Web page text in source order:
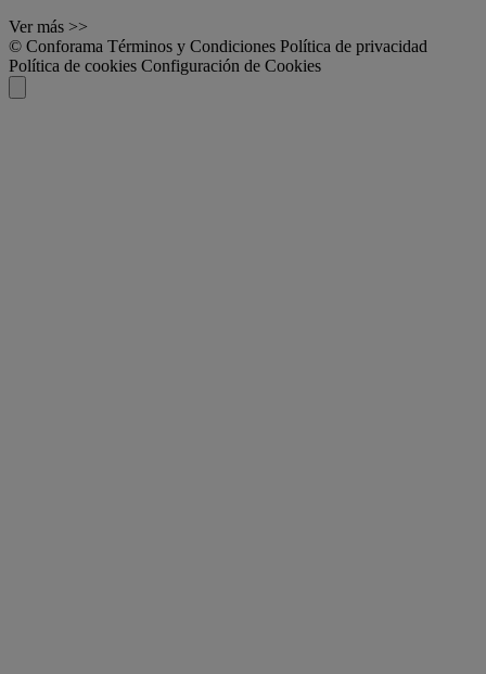
Ver más >>
© Conforama Términos y Condiciones Política de privacidad
Política de cookies Configuración de Cookies